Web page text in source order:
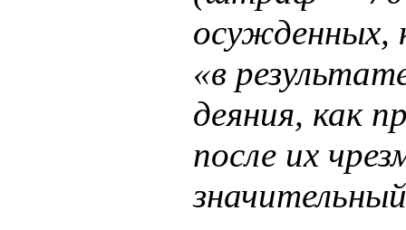
осужденных,
«в
деяния, как
после их